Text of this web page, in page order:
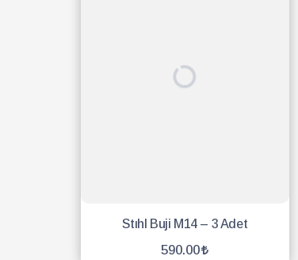
Stıhl Buji M14 – 3 Adet
590.00